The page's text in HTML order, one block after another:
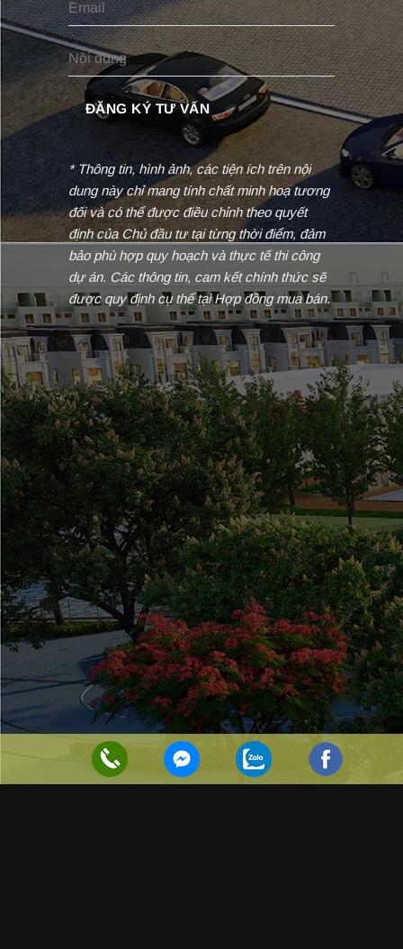
* Thông tin, hình ảnh, các tiện ích trên nội
dung này chỉ mang tính chất minh hoạ tương
đối và có thể được điều chỉnh theo quyết
định của Chủ đầu tư tại từng thời điểm, đảm
bảo phù hợp quy hoạch và thực tế thi công
dự án. Các thông tin, cam kết chính thức sẽ
được quy định cụ thể tại Hợp đồng mua bán.